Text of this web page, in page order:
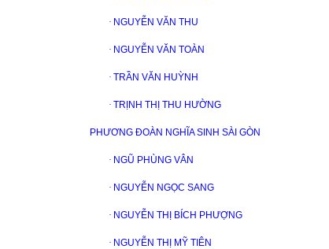
· NGUYỄN VĂN THU
· NGUYỄN VĂN TOÀN
· TRẦN VĂN HUỲNH
· TRỊNH THỊ THU HƯỜNG
PHƯƠNG ĐOÀN NGHĨA SINH SÀI GÒN
· NGŨ PHÙNG VÂN
· NGUYỄN NGỌC SANG
· NGUYỄN THỊ BÍCH PHƯỢNG
· NGUYỄN THỊ MỸ TIÊN